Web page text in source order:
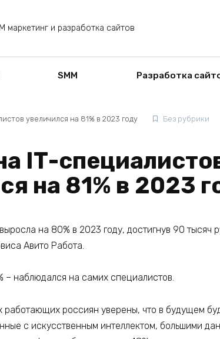
маркетинг и разработка сайтов
SMM Разработка
увеличился на 81% в 2023 году Без рубрики
IТ-
на 81% в 2023
на 80% в 2023 году, достигнув 90 тысяч
Авито Работа.
– наблюдался на самих специалистов.
работающих россиян уверены, что в будущем
с искусственным интеллектом, большими